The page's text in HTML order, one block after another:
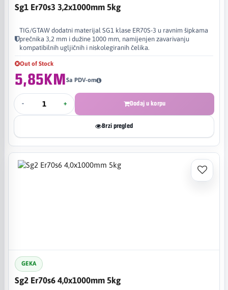
Sg1 Er70s3 3,2x1000mm 5kg
TIG/GTAW dodatni materijal SG1 klase ER70S-3 u ravnim šipkama
prečnika 3,2 mm i dužine 1000 mm, namijenjen zavarivanju
kompatibilnih ugljičnih i niskolegiranih čelika.
Out of Stock
5,85KMSa PDV-om
- + Dodaj u korpu
Brzi pregled
GEKA
Sg2 Er70s6 4,0x1000mm 5kg